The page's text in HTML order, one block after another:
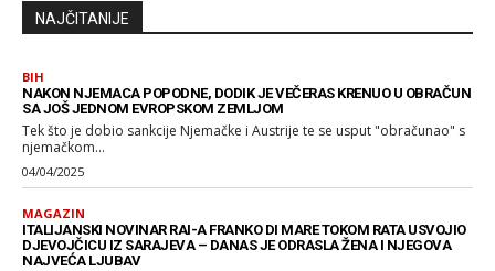
NAJČITANIJE
BIH
NAKON NJEMACA POPODNE, DODIK JE VEČERAS KRENUO U OBRAČUN
SA JOŠ JEDNOM EVROPSKOM ZEMLJOM
Tek što je dobio sankcije Njemačke i Austrije te se usput "obračunao" s
njemačkom...
04/04/2025
MAGAZIN
ITALIJANSKI NOVINAR RAI-A FRANKO DI MARE TOKOM RATA USVOJIO
DJEVOJČICU IZ SARAJEVA – DANAS JE ODRASLA ŽENA I NJEGOVA
NAJVEĆA LJUBAV